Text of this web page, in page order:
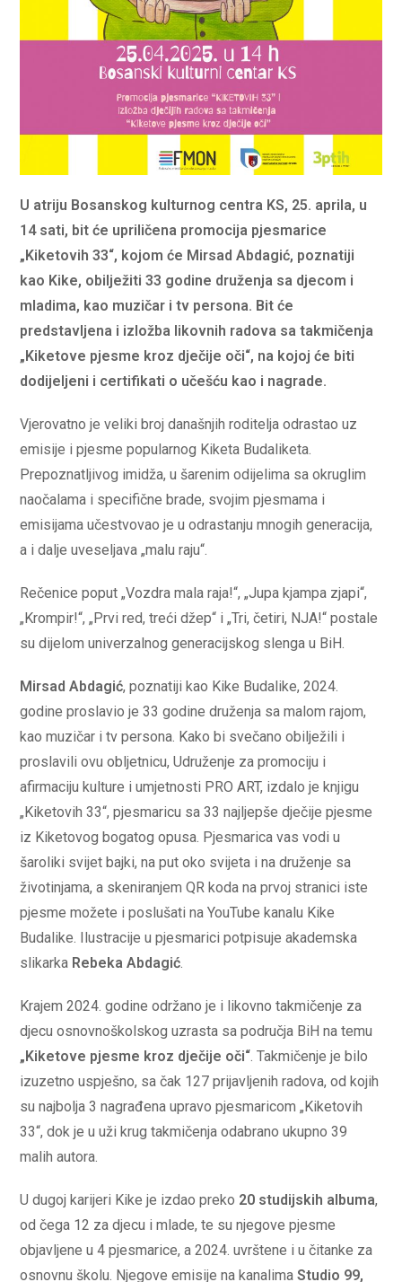
U atriju Bosanskog kulturnog centra KS, 25. aprila, u
14 sati, bit će upriličena promocija pjesmarice
„Kiketovih 33“, kojom će Mirsad Abdagić, poznatiji
kao Kike, obilježiti 33 godine druženja sa djecom i
mladima, kao muzičar i tv persona. Bit će
predstavljena i izložba likovnih radova sa takmičenja
„Kiketove pjesme kroz dječije oči“, na kojoj će biti
dodijeljeni i certifikati o učešću kao i nagrade.
Vjerovatno je veliki broj današnjih roditelja odrastao uz
emisije i pjesme popularnog Kiketa Budaliketa.
Prepoznatljivog imidža, u šarenim odijelima sa okruglim
naočalama i specifične brade, svojim pjesmama i
emisijama učestvovao je u odrastanju mnogih generacija,
a i dalje uveseljava „malu raju“.
Rečenice poput „Vozdra mala raja!“, „Jupa kjampa zjapi“,
„Krompir!“, „Prvi red, treći džep“ i „Tri, četiri, NJA!“ postale
su dijelom univerzalnog generacijskog slenga u BiH.
Mirsad Abdagić, poznatiji kao Kike Budalike, 2024.
godine proslavio je 33 godine druženja sa malom rajom,
kao muzičar i tv persona. Kako bi svečano obilježili i
proslavili ovu obljetnicu, Udruženje za promociju i
afirmaciju kulture i umjetnosti PRO ART, izdalo je knjigu
„Kiketovih 33“, pjesmaricu sa 33 najljepše dječije pjesme
iz Kiketovog bogatog opusa. Pjesmarica vas vodi u
šaroliki svijet bajki, na put oko svijeta i na druženje sa
životinjama, a skeniranjem QR koda na prvoj stranici iste
pjesme možete i poslušati na YouTube kanalu Kike
Budalike. Ilustracije u pjesmarici potpisuje akademska
slikarka Rebeka Abdagić.
Krajem 2024. godine održano je i likovno takmičenje za
djecu osnovnoškolskog uzrasta sa područja BiH na temu
„Kiketove pjesme kroz dječije oči“. Takmičenje je bilo
izuzetno uspješno, sa čak 127 prijavljenih radova, od kojih
su najbolja 3 nagrađena upravo pjesmaricom „Kiketovih
33“, dok je u uži krug takmičenja odabrano ukupno 39
malih autora.
U dugoj karijeri Kike je izdao preko 20 studijskih albuma,
od čega 12 za djecu i mlade, te su njegove pjesme
objavljene u 4 pjesmarice, a 2024. uvrštene i u čitanke za
osnovnu školu. Njegove emisije na kanalimaStudio 99,